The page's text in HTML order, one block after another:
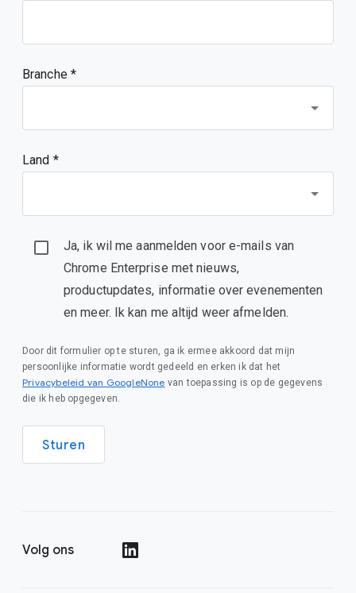
Branche *
Land *
Ja, ik wil me aanmelden voor e-mails van
Chrome Enterprise met nieuws,
productupdates, informatie over evenementen
en meer. Ik kan me altijd weer afmelden.
Door dit formulier op te sturen, ga ik ermee akkoord dat mijn
persoonlijke informatie wordt gedeeld en erken ik dat het
Privacybeleid van GoogleNone van toepassing is op de gegevens
die ik heb opgegeven.
Sturen
Volg ons